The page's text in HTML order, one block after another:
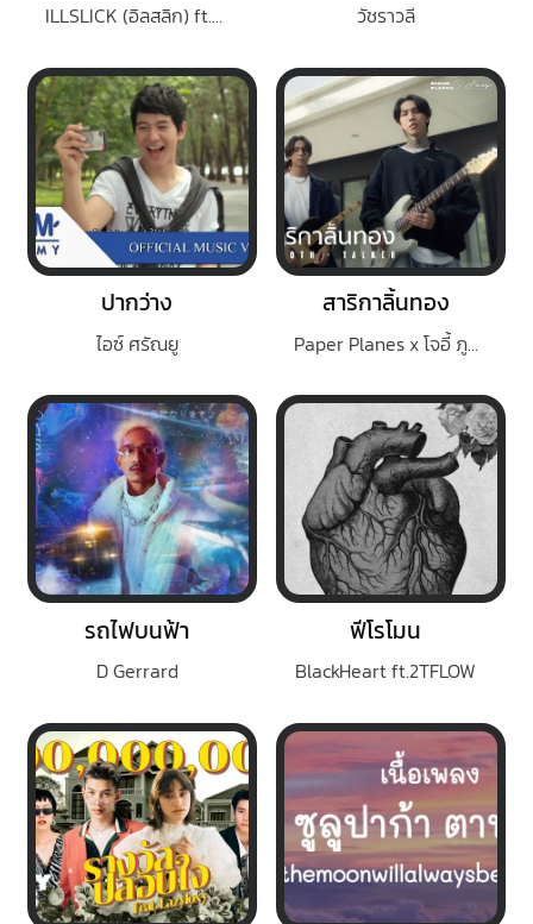
ILLSLICK (อิลสลิก) ft.PALMY วัชราวลี
ปากว่าง
ไอซ์ ศรัณยู
สาริกาลิ้นทอง
Paper Planes x โจอี้ ภูวศิษฐ์
รถไฟบนฟ้า
D Gerrard
ฟีโรโมน
BlackHeart ft.2TFLOW